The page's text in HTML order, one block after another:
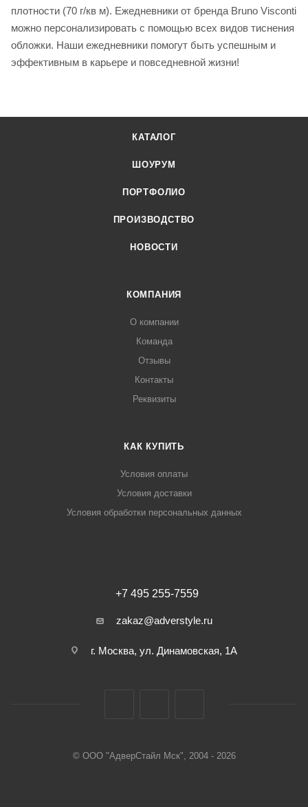
плотности (70 г/кв м). Ежедневники от бренда Bruno Visconti
можно персонализировать с помощью всех видов тиснения
обложки. Наши ежедневники помогут быть успешным и
эффективным в карьере и повседневной жизни!
КАТАЛОГ
ШОУРУМ
ПОРТФОЛИО
ПРОИЗВОДСТВО
НОВОСТИ
КОМПАНИЯ
О компании
Команда
Отзывы
Контакты
Реквизиты
КАК КУПИТЬ
Условия оплаты
Условия доставки
Условия обработки персональных данных
+7 495 255-7559
zakaz@adverstyle.ru
г. Москва, ул. Динамовская, 1А
© ООО "АдверСтайл Мск", 2004 - 2026